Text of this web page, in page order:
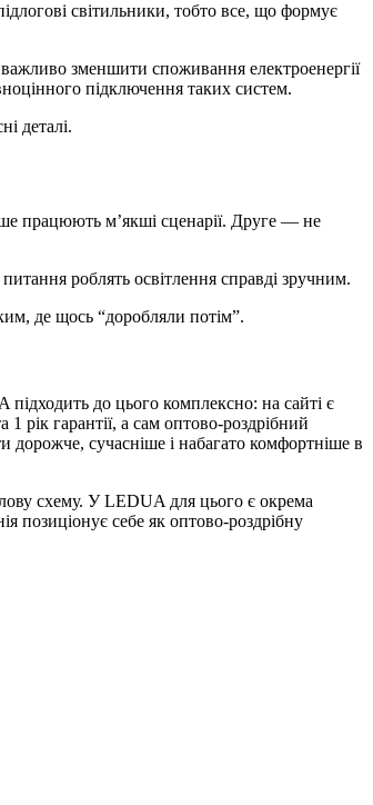
світильники, тобто все, що формує
зменшити споживання електроенергії
підключення таких систем.
деталі.
працюють м’якші сценарії. Друге — не
роблять освітлення справді зручним.
де щось “доробляли потім”.
до цього комплексно: на сайті є
рік гарантії, а сам оптово-роздрібний
сучасніше і набагато комфортніше в
схему. У LEDUA для цього є окрема
позиціонує себе як оптово-роздрібну